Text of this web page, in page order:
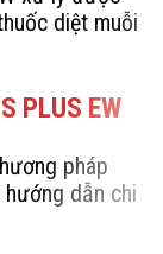
diệt muỗi
PLUS EW
pháp
hướng dẫn chi